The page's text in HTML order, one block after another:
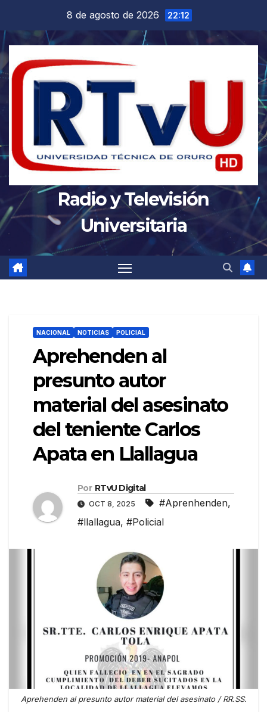
contenido
8 de agosto de 2026 22:12
Radio y Televisión
Universitaria
NACIONAL NOTICIAS POLICIAL
Aprehenden al
presunto autor
material del asesinato
del teniente Carlos
Apata en Llallagua
Por RTvU Digital
OCT 8, 2025 #Aprenhenden,
#llallagua, #Policial
Aprehenden al presunto autor material del asesinato / RR.SS.